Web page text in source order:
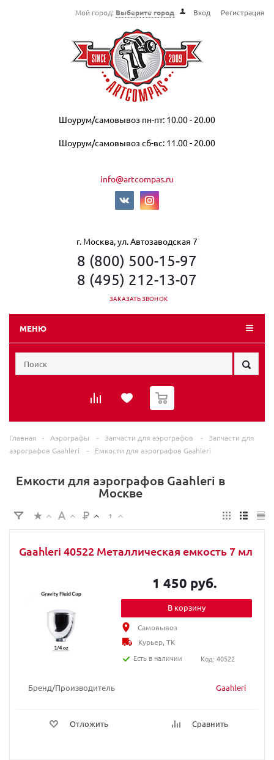
Мой город: Выберите город Вход Регистрация
Шоурум/самовывоз пн-пт: 10.00 - 20.00
Шоурум/самовывоз сб-вс: 11.00 - 20.00
info@artcompas.ru
г. Москва, ул. Автозаводская 7
8 (800) 500-15-97
8 (495) 212-13-07
ЗАКАЗАТЬ ЗВОНОК
МЕНЮ
0
Главная - Аэрографы - Запчасти для аэрографов -
Запчасти для
аэрографов Gaahleri
- Емкости для аэрографов Gaahleri
Емкости для аэрографов Gaahleri в
Москве
Gaahleri 40522 Металлическая емкость 7 мл
Бренд/Производитель Gaahleri
Отложить Сравнить
1 450 руб.
В корзину
Самовывоз
Курьер, ТК
Есть в наличии
Код: 40522